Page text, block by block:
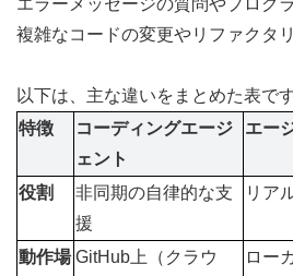
エラーメッセージの質問やプログ
複雑なコードの変更やリファクタ
以下は、主な違いをまとめた表です
特徴
コーディングエージ
ェント
エー
役割
非同期の自律的な支
援
リア
動作場 GitHub上（クラウ
ロー